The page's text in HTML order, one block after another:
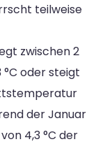
teilweise
zwischen 2
°C oder steigt
der Januar
4,3 °C der